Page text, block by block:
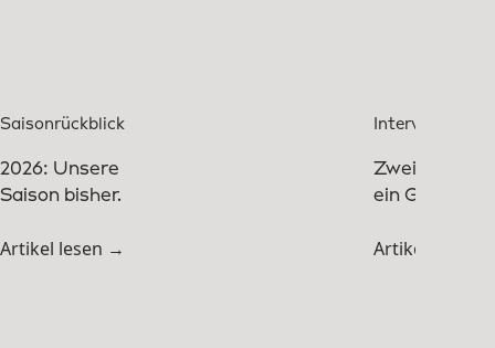
Saisonrückblick
2026: Unsere
Saison bisher.
Artikel lesen →
Interview
Zwei
ein Gespräch
Artikel lesen